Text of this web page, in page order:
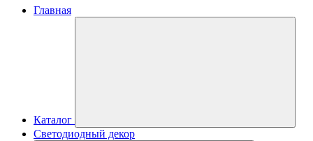
Главная
Каталог
Светодиодный декор